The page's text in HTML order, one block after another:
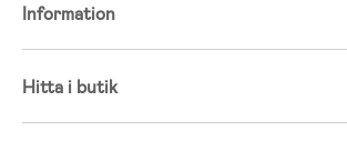
Information
Hitta i butik